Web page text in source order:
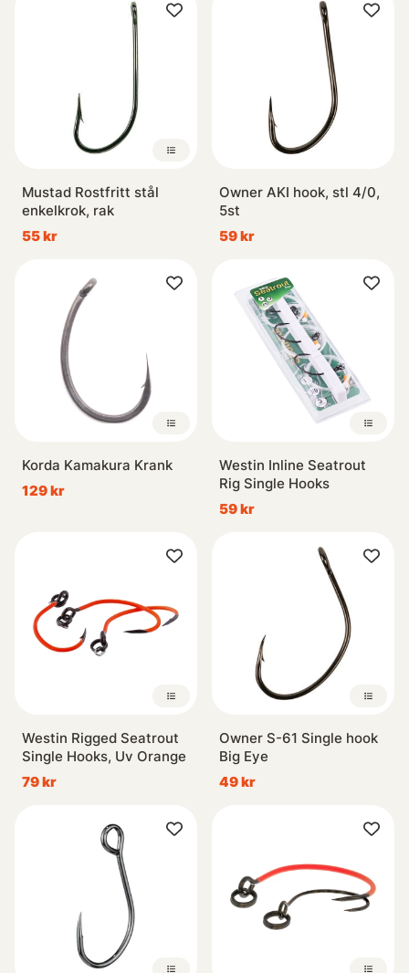
Mustad Rostfritt stål
enkelkrok, rak
55 kr
Owner AKI hook, stl 4/0,
5st
59 kr
Korda Kamakura Krank
129 kr
Westin Inline Seatrout
Rig Single Hooks
59 kr
Westin Rigged Seatrout
Single Hooks, Uv Orange
79 kr
Owner S-61 Single hook
Big Eye
49 kr